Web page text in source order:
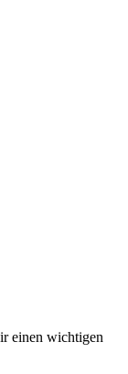
einen wichtigen